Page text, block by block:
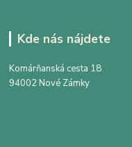
Kde nás nájdete
Komárňanská cesta 18
94002 Nové Zámky